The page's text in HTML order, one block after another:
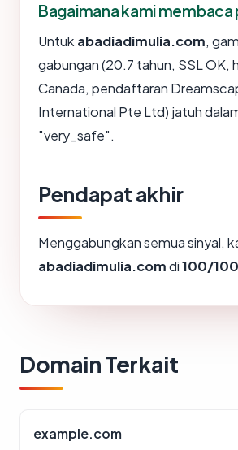
Bagaimana kami membaca
Untuk abadiadimulia.com,
gabungan (20.7 tahun, SSL OK,
Canada, pendaftaran
International Pte Ltd) jatuh
"very_safe".
Pendapat akhir
Menggabungkan semua sinyal,
abadiadimulia.comdi100/100
Domain Terkait
example.com